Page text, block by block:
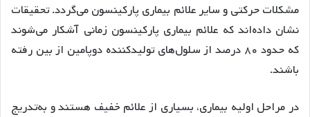
مشکلات حرکتی و سایر علائم بیماری پارکینسون می‌گردد. تحقیقات
نشان داده‌اند که علائم بیماری پارکینسون زمانی آشکار می‌شوند
که حدود ۸۰ درصد از سلول‌های تولیدکننده دوپامین از بین رفته
باشند.
در مراحل اولیه بیماری، بسیاری از علائم خفیف هستند و به‌تدریج